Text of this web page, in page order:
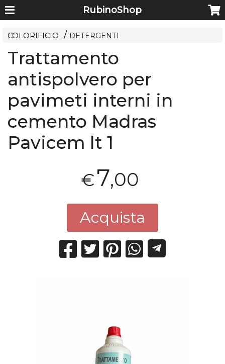
RubinoShop
COLORIFICIO DETERGENTI
Trattamento
antispolvero per
pavimeti interni in
cemento Madras
Pavicem lt 1
€7,00
Acquista